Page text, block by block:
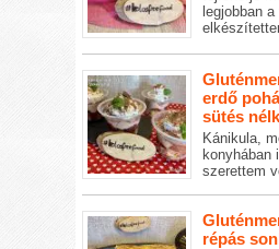
legjobban
erdő
sütés
Kánikula,
konyhában
szerettem
répás